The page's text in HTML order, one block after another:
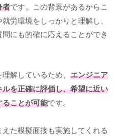
者です。この背景があるからこ
労環境をしっかりと理解し、
にも的確に応えることができ
解しているため、 エンジニア
を正確に評価し、希望に近い
ことが可能です。
た模擬面接も実施してくれる